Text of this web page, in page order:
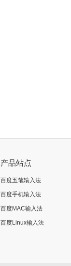
产品站点
百度五笔输入法
百度手机输入法
百度MAC输入法
百度Linux输入法